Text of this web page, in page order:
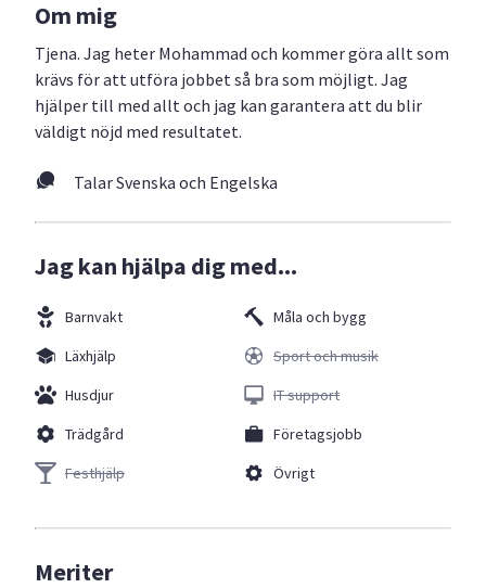
Om mig
Tjena. Jag heter Mohammad och kommer göra allt som
krävs för att utföra jobbet så bra som möjligt. Jag
hjälper till med allt och jag kan garantera att du blir
väldigt nöjd med resultatet.
Talar Svenska och Engelska
Jag kan hjälpa dig med...
Barnvakt
Läxhjälp
Husdjur
Trädgård
Festhjälp
Måla och bygg
Sport och musik
IT support
Företagsjobb
Övrigt
Meriter